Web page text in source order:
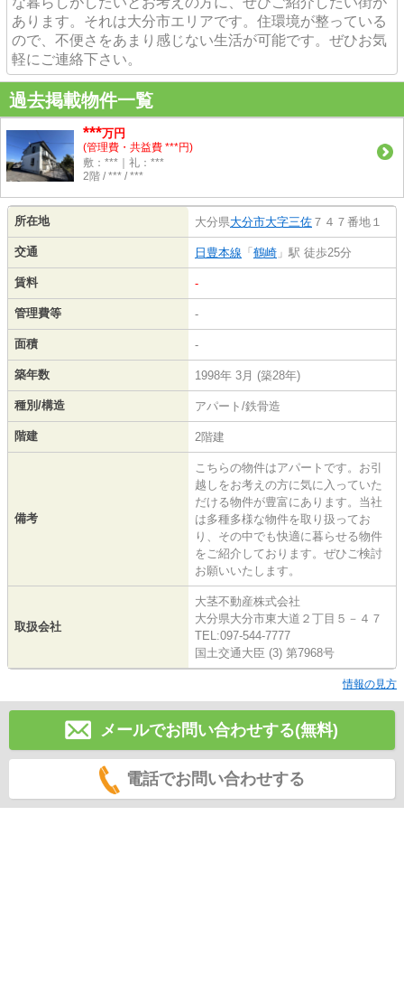
あります。それは大分市エリアです。住環境が整っている
ので、不便さをあまり感じない生活が可能です。ぜひお気
軽にご連絡下さい。
過去掲載物件一覧
***万円
(管理費・共益費 ***円)
敷：***｜礼：***
2階 / *** / ***
所在地 大分県大分市大字三佐 ７４７番地１
交通 日豊本線 「 鶴崎 」駅 徒歩25分
賃料 -
管理費等 -
面積 -
築年数 1998年 3月 (築28年)
種別/構造 アパート/鉄骨造
階建 2階建
備考
こちらの物件はアパートです。お引
越しをお考えの方に気に入っていた
だける物件が豊富にあります。当社
は多種多様な物件を取り扱ってお
り、その中でも快適に暮らせる物件
をご紹介しております。ぜひご検討
お願いいたします。
取扱会社
大茎不動産株式会社
大分県大分市東大道２丁目５－４７
TEL:097-544-7777
国土交通大臣 (3) 第7968号
情報の見方
メールでお問い合わせする(無料)
電話でお問い合わせする